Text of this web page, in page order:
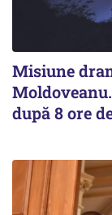
Misiune
după 8 ore